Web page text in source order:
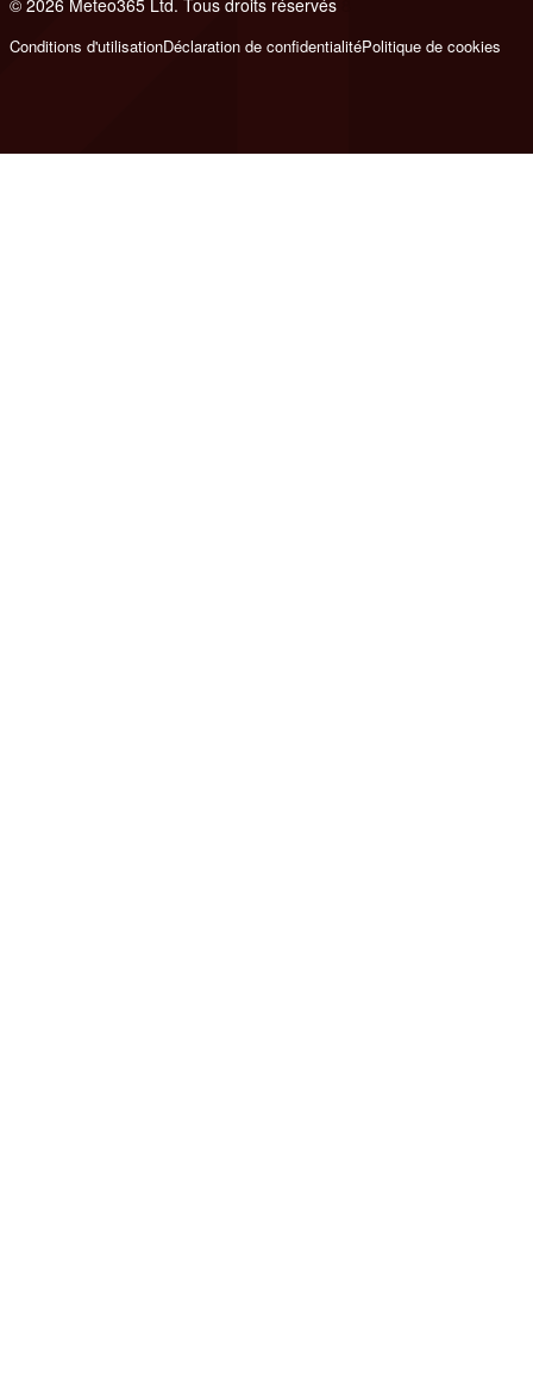
© 2026 Meteo365 Ltd. Tous droits réservés
Conditions d'utilisationDéclaration de confidentialitéPolitique de cookies